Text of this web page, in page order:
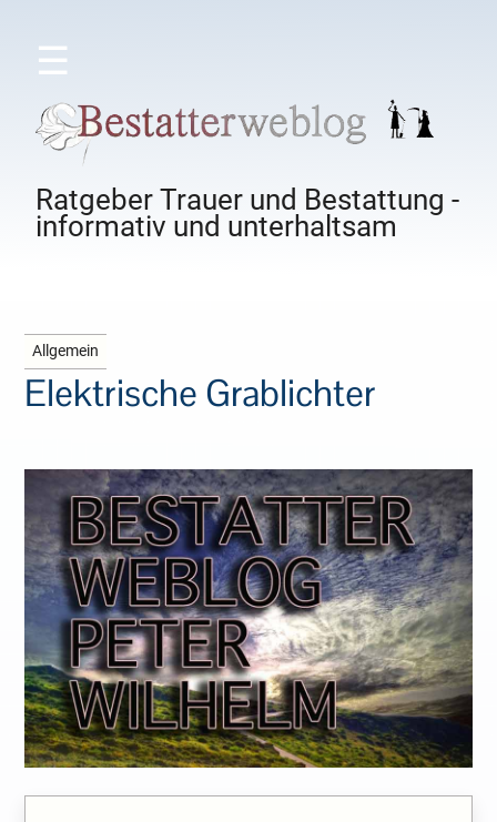
☰
Ratgeber Trauer und Bestattung -
informativ und unterhaltsam
Allgemein
Elektrische Grablichter